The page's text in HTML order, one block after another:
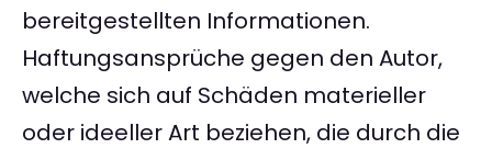
bereitgestellten Informationen.
Haftungsansprüche gegen den Autor,
welche sich auf Schäden materieller
oder ideeller Art beziehen, die durch die